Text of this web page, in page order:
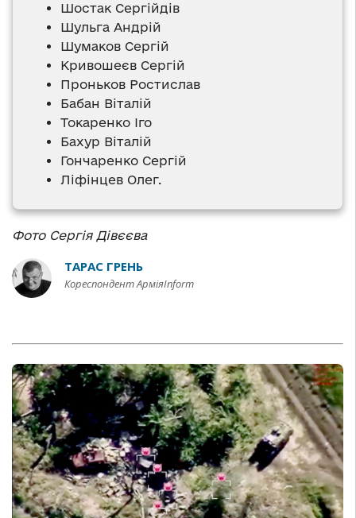
Шостак Сергійдів
Шульга Андрій
Шумаков Сергій
Кривошеєв Сергій
Проньков Ростислав
Бабан Віталій
Токаренко Іго
Бахур Віталій
Гончаренко Сергій
Ліфінцев Олег.
Фото Сергія Дівєєва
ТАРАС ГРЕНЬ
Кореспондент АрміяInform